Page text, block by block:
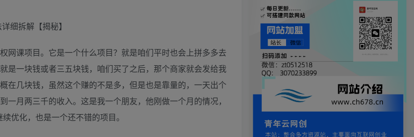
网课项目。它是一个什么项目？就是咱们平时也会上拼多多去
是一块钱或者三五块钱，咱们买了之后，那个商家就会发给我
在几块钱，虽然这个赚的不是多，但是也是靠量的，一天出个
月两三千的收入。这是我一个朋友，他刚做一个月的情况，
优化，也是一个还不错的项目。